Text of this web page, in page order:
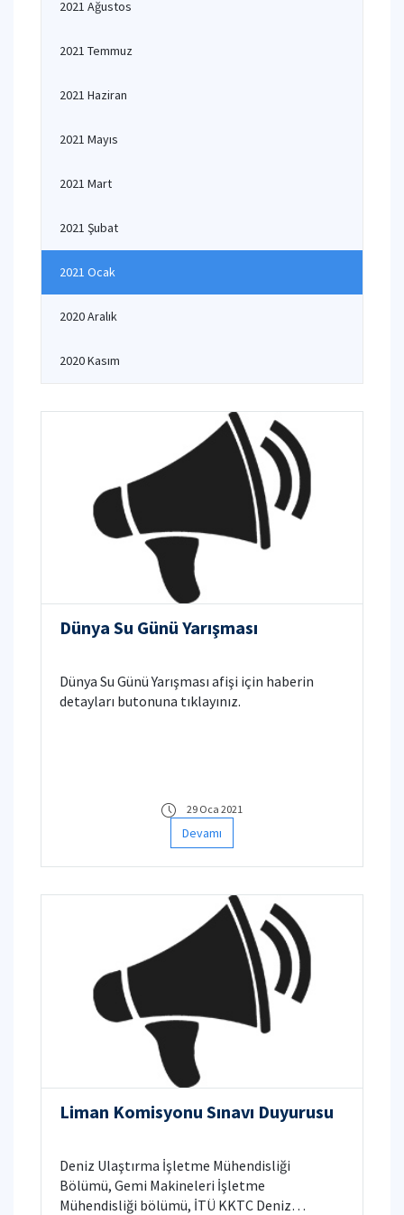
2021 Ağustos
2021 Temmuz
2021 Haziran
2021 Mayıs
2021 Mart
2021 Şubat
2021 Ocak
2020 Aralık
2020 Kasım
Dünya Su Günü Yarışması
Dünya Su Günü Yarışması afişi için haberin
detayları butonuna tıklayınız.
29 Oca 2021
Devamı
Liman Komisyonu Sınavı Duyurusu
Deniz Ulaştırma İşletme Mühendisliği
Bölümü, Gemi Makineleri İşletme
Mühendisliği bölümü, İTÜ KKTC Deniz